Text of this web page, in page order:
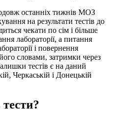
останніх тижнів МОЗ
на результати тестів до
чекати по сім і більше
лабораторії, а питання
і повернення
словами, затримки через
тестів є на даний
Черкаській і Донецькій